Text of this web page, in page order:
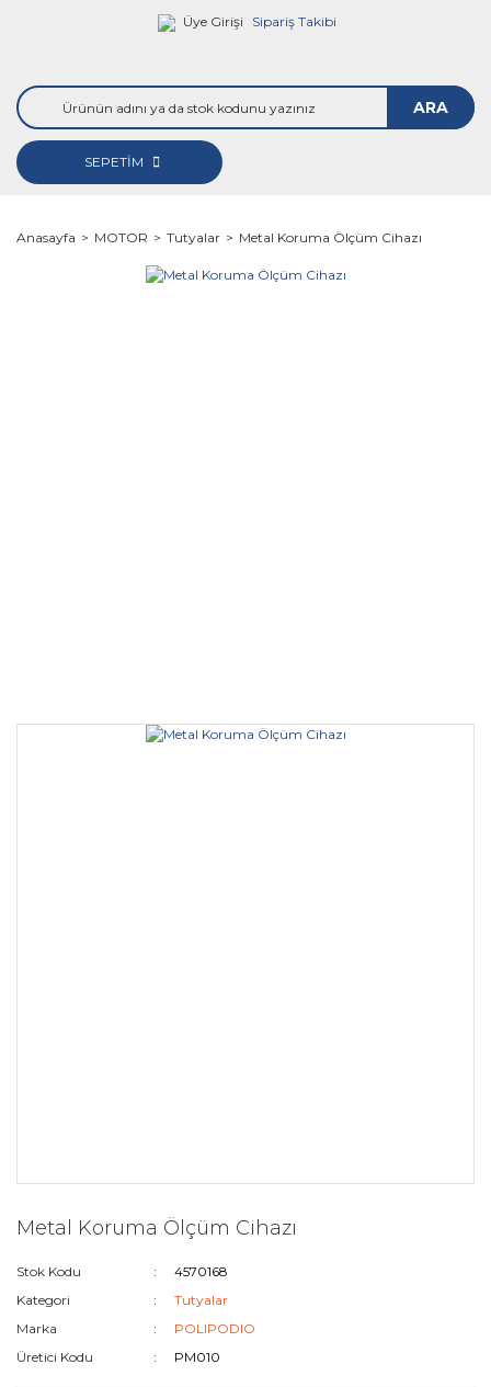
Üye Girişi Sipariş Takibi
ARA
SEPETİM
Anasayfa MOTOR Tutyalar Metal Koruma Ölçüm Cihazı
Metal Koruma Ölçüm Cihazı
Stok Kodu
4570168
Kategori
Tutyalar
Marka
POLIPODIO
Üretici Kodu
PM010